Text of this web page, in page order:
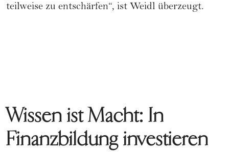
teilweise zu entschärfen“, ist Weidl überzeugt.
Wissen ist Macht: In
Finanzbildung investieren